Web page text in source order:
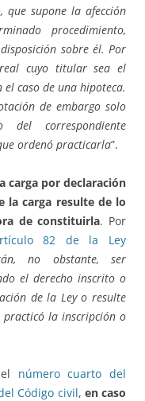
que supone la afección
procedimiento,
sobre él. Por
cuyo titular sea el
caso de una hipoteca.
de embargo solo
correspondiente
ordenó practicarla”.
carga por declaración
la carga resulte de lo
de constituirla. Por
82 de la Ley
no obstante, ser
el derecho inscrito o
de la Ley o resulte
la inscripción o
número cuarto del
Código civil, en caso